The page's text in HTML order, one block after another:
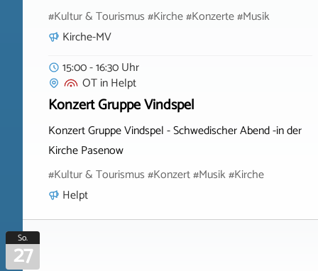
#Kultur & Tourismus #Kirche #Konzerte #Musik
Kirche-MV
15:00 - 16:30 Uhr
OTinHelpt
Konzert Gruppe Vindspel
Konzert Gruppe Vindspel - Schwedischer Abend -in der
Kirche Pasenow
#Kultur & Tourismus #Konzert #Musik #Kirche
Helpt
So.
27